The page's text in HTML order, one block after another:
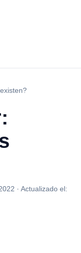
· Actualizado el: